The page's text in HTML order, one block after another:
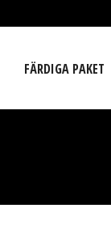
FÄRDIGA PAKET